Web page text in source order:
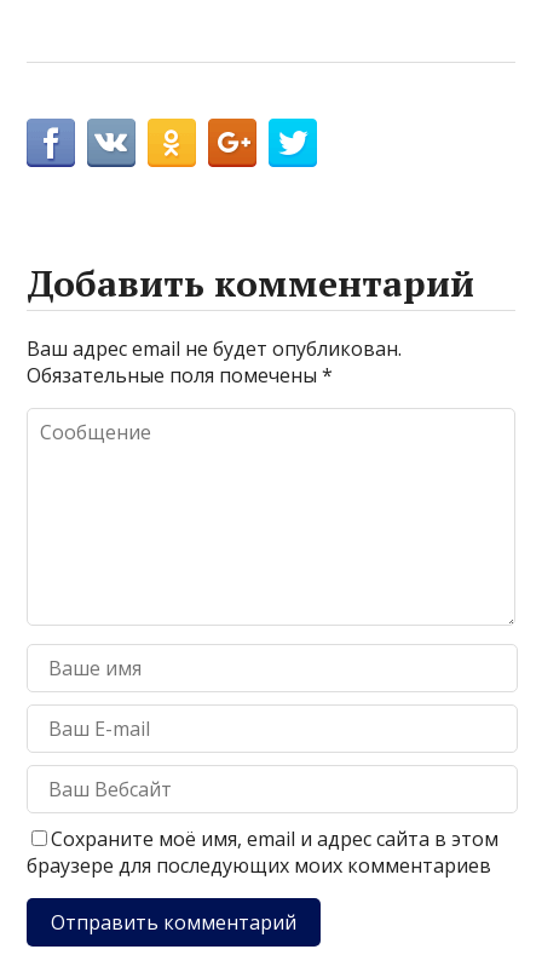
Добавить комментарий
Ваш адрес email не будет опубликован.
Обязательные поля помечены*
Сохраните моё имя, email и адрес сайта в этом
браузере для последующих моих комментариев